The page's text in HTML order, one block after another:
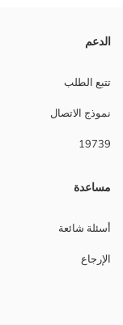
الدعم
تتبع الطلب
نموذج الاتصال
19739
مساعدة
أسئلة شائعة
الإرجاع